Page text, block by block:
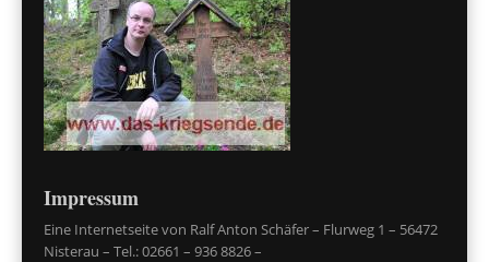
Impressum
Eine Internetseite von Ralf Anton Schäfer – Flurweg 1 – 56472
Nisterau – Tel.: 02661 – 936 8826 –